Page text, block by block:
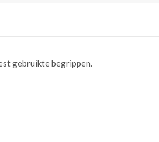
gebruikte begrippen.